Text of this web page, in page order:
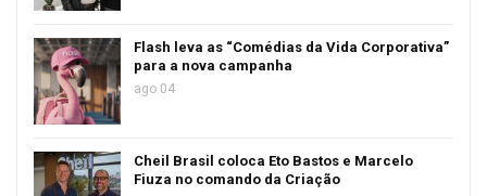
Flash leva as “Comédias da Vida Corporativa”
para a nova campanha
ago 04
Cheil Brasil coloca Eto Bastos e Marcelo
Fiuza no comando da Criação